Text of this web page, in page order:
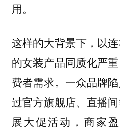
用。
这样的大背景下，以
的女装产品同质化严
费者需求。一众品牌
过官方旗舰店、直播
展大促活动，商家